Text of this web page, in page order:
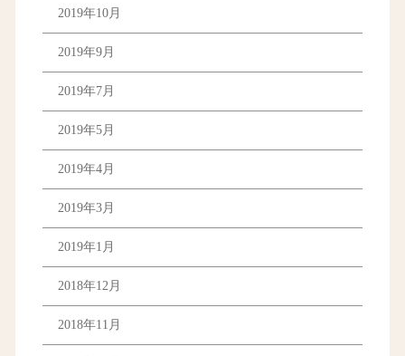
2019年10月
2019年9月
2019年7月
2019年5月
2019年4月
2019年3月
2019年1月
2018年12月
2018年11月